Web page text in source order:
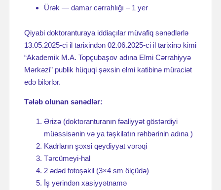
Ürək — damar cərrahlığı – 1 yer
Qiyabi doktoranturaya iddiaçılar müvafiq sənədlərlə
13.05.2025-ci il tarixindən 02.06.2025-ci il tarixinə kimi
“Akademik M.A. Topçubaşov adına Elmi Cərrahiyyə
Mərkəzi” publik hüquqi şəxsin elmi katibinə müraciət
edə bilərlər.
Tələb olunan sənədlər:
Ərizə (doktoranturanın fəaliyyət göstərdiyi
müəssisənin və ya təşkilatın rəhbərinin adına )
Kadrların şəxsi qeydiyyat vərəqi
Tərcümeyi-hal
2 ədəd fotoşəkil (3×4 sm ölçüdə)
İş yerindən xasiyyətnamə